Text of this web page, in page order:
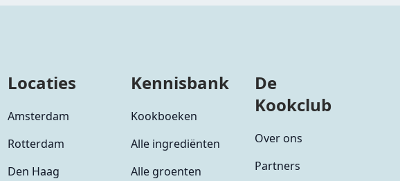
Locaties
Amsterdam
Rotterdam
Den Haag
Kennisbank
Kookboeken
Alle ingrediënten
Alle groenten
De
Kookclub
Over ons
Partners